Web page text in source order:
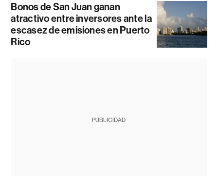
Bonos de San Juan ganan
atractivo entre inversores ante la
escasez de emisiones en Puerto
Rico
PUBLICIDAD